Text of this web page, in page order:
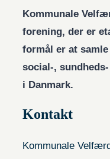
Kommunale
forening, der er
formål er at
social-,
i Danmark.
Kontakt
Kommunale